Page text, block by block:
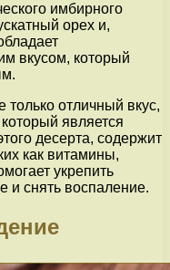
имбирного
орех и,
вкусом, который
только отличный вкус,
является
десерта, содержит
как витамины,
укрепить
и снять воспаление.